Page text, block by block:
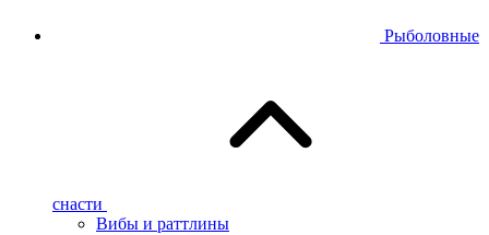
Рыболовные
снасти
Вибы и раттлины